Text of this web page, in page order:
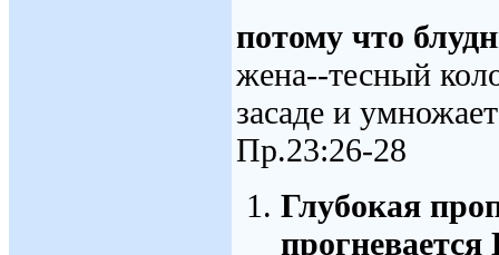
потому что
жена--тесный
засаде и
Пр.23:26-28
Глубокая
прогневается